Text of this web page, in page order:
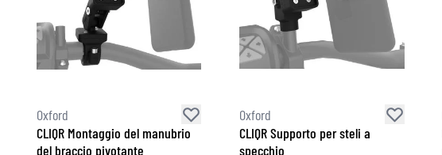
Oxford
CLIQR Montaggio del manubrio
del braccio pivotante
Oxford
CLIQR Supporto per steli a
specchio